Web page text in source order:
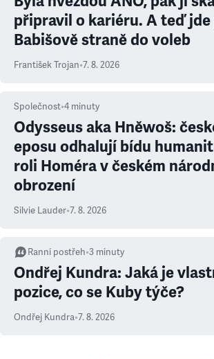
připravil o kariéru. A teď
Babišově straně do voleb
František Trojan•7. 8. 2026
Společnost•4 minuty
Odysseus aka Hněwoš:
eposu odhalují bídu
roli Homéra v českém
obrození
Silvie Lauder•7. 8. 2026
Ranní postřeh•3 minuty
Ondřej Kundra: Jaká je
pozice, co se Kuby týče?
Ondřej Kundra•7. 8. 2026